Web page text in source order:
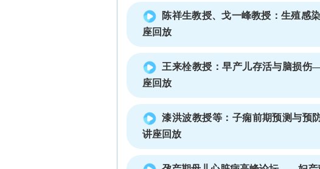
陈祥生教授、戈一峰教授：生殖
座回放
王来栓教授：早产儿存活与脑损
座回放
漆洪波教授等：子痫前期预测与
讲座回放